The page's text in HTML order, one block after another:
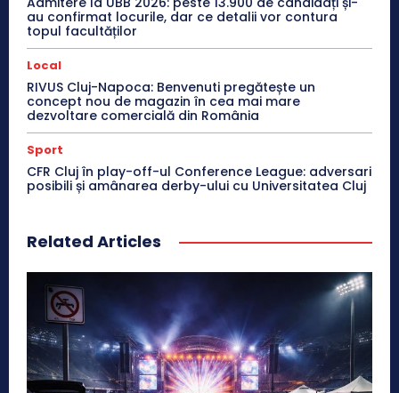
au confirmat locurile, dar ce detalii vor contura
topul facultăților
Local
RIVUS Cluj-Napoca: Benvenuti pregătește un
concept nou de magazin în cea mai mare
dezvoltare comercială din România
Sport
CFR Cluj în play-off-ul Conference League: adversari
posibili și amânarea derby-ului cu Universitatea Cluj
Related Articles